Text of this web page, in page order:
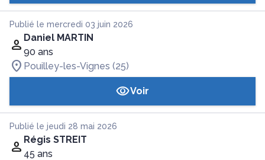
Publié le mercredi 03 juin 2026
Daniel MARTIN
90 ans
Pouilley-les-Vignes (25)
Voir
Publié le jeudi 28 mai 2026
Régis STREIT
45 ans